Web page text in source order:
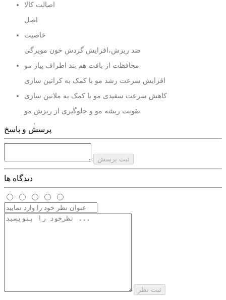
اصالت کالا
اصل
خاصیت
ضد ریزش،افزایش گردش خون مویرگی
محافظت از بافت هم بند اطراف پیاز مو
افزایش سرعت رشد مو با کمک به کراتین سازی
کاهش سرعت سفیدی مو با کمک به ملانین سازی
تقویت ریشه مو و جلوگیری از ریزش مو
حاوی
حجم
250 میل
پرسش و پاسخ
ثبت پرسش
دیدگاه ها
ثبت نظر